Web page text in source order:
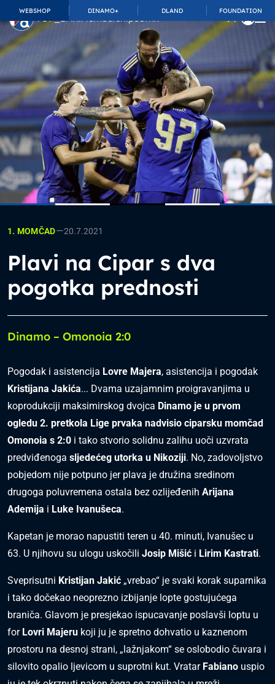
WEBSHOP DINAMO+ DLAND FOUNDATION
TOP_BAR.MembershipSuffix
1. MOMČAD—20.7.2021
Plavi na Cipar s dva
pogotka prednosti
Dinamo – Omonoia 2:0
Pogodak i asistencija Lovre Majera, asistencija i pogodak
Kristijana Jakića... Dvama uzajamnim proigravanjima u
koprodukciji maksimirskog dvojca Dinamo je u prvom
ogledu 2. pretkola Lige prvaka nadvisio ciparsku momčad
Omonoia s 2:0 i tako stvorio solidnu zalihu uoči uzvrata
predviđenoga sljedećeg utorka u Nikoziji. No, zadovoljstvo
pobjedom nije potpuno jer plava je družina sredinom
drugoga poluvremena ostala bez ozlijeđenih Arijana
Ademija i Luke Ivanušeca.
Kapetan je morao napustiti teren u 40. minuti, Ivanušec u
63. U njihovu su ulogu uskočili Josip Mišić i Lirim Kastrati.
Sveprisutni Kristijan Jakić „vrebao“ je svaki korak suparnika
i tako dočekao neoprezno izbijanje lopte gostujućega
braniča. Glavom je presjekao ispucavanje poslavši loptu u
for Lovri Majeru koji ju je spretno dohvatio u kaznenom
prostoru na desnoj strani, „lažnjakom“ se oslobodio čuvara i
silovito opalio ljevicom u suprotni kut. Vratar Fabiano uspio